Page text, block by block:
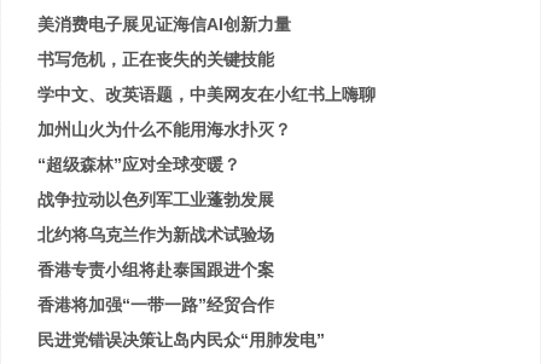
美消费电子展见证海信AI创新力量
书写危机，正在丧失的关键技能
学中文、改英语题，中美网友在小红书上嗨聊
加州山火为什么不能用海水扑灭？
“超级森林”应对全球变暖？
战争拉动以色列军工业蓬勃发展
北约将乌克兰作为新战术试验场
香港专责小组将赴泰国跟进个案
香港将加强“一带一路”经贸合作
民进党错误决策让岛内民众“用肺发电”